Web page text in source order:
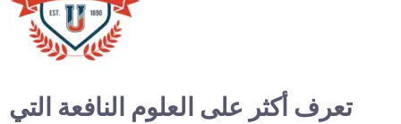
تعرف أكثر على العلوم النافعة التي